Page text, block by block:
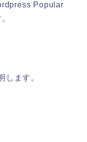
Popular
します。